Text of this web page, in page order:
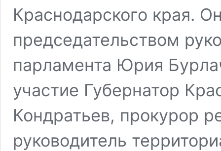
Краснодарского края.
председательством
парламента Юрия
участие Губернатор
Кондратьев, прокурор
руководитель